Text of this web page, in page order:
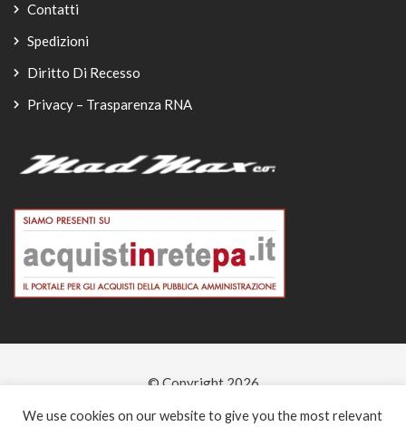
Contatti
Spedizioni
Diritto Di Recesso
Privacy – Trasparenza RNA
© Copyright 2026
-
We use cookies on our website to give you the most relevant